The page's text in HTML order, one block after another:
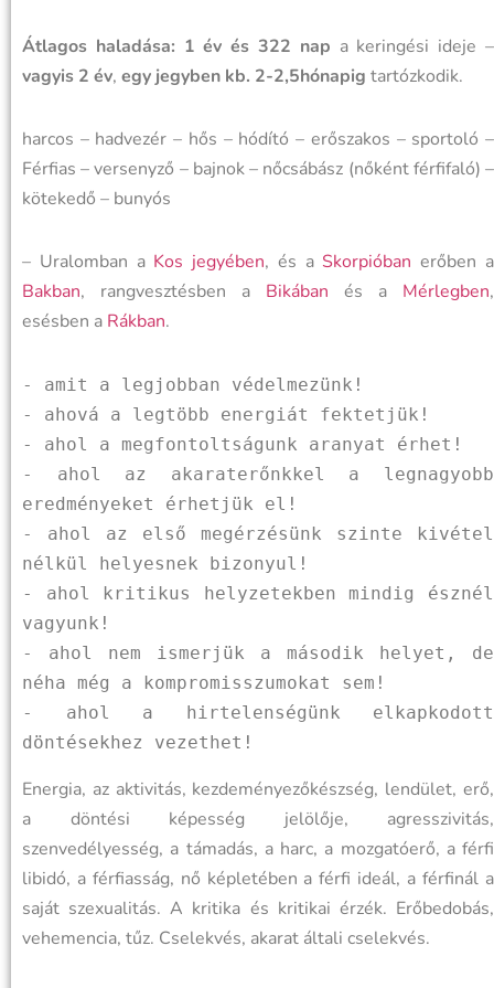
Átlagos haladása: 1 év és 322 nap a keringési ideje –
vagyis 2 év, egy jegyben kb. 2-2,5hónapig tartózkodik.
harcos – hadvezér – hős – hódító – erőszakos – sportoló –
Férfias – versenyző – bajnok – nőcsábász (nőként férfifaló) –
kötekedő – bunyós
– Uralomban a Kos jegyében, és a Skorpióban erőben a
Bakban, rangvesztésben a Bikában és a Mérlegben,
esésben a Rákban.
- amit a legjobban védelmezünk!
- ahová a legtöbb energiát fektetjük!
- ahol a megfontoltságunk aranyat érhet!
- ahol az akaraterőnkkel a legnagyobb
eredményeket érhetjük el!
- ahol az első megérzésünk szinte kivétel
nélkül helyesnek bizonyul!
- ahol kritikus helyzetekben mindig észnél
vagyunk!
- ahol nem ismerjük a második helyet, de
néha még a kompromisszumokat sem!
- ahol a hirtelenségünk elkapkodott
döntésekhez vezethet!
Energia, az aktivitás, kezdeményezőkészség, lendület, erő,
a döntési képesség jelölője, agresszivitás,
szenvedélyesség, a támadás, a harc, a mozgatóerő, a férfi
libidó, a férfiasság, nő képletében a férfi ideál, a férfinál a
saját szexualitás. A kritika és kritikai érzék. Erőbedobás,
vehemencia, tűz. Cselekvés, akarat általi cselekvés.